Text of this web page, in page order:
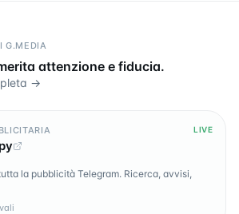
G.MEDIA
attenzione e fiducia.
→
LIVE
la pubblicità Telegram. Ricerca, avvisi,